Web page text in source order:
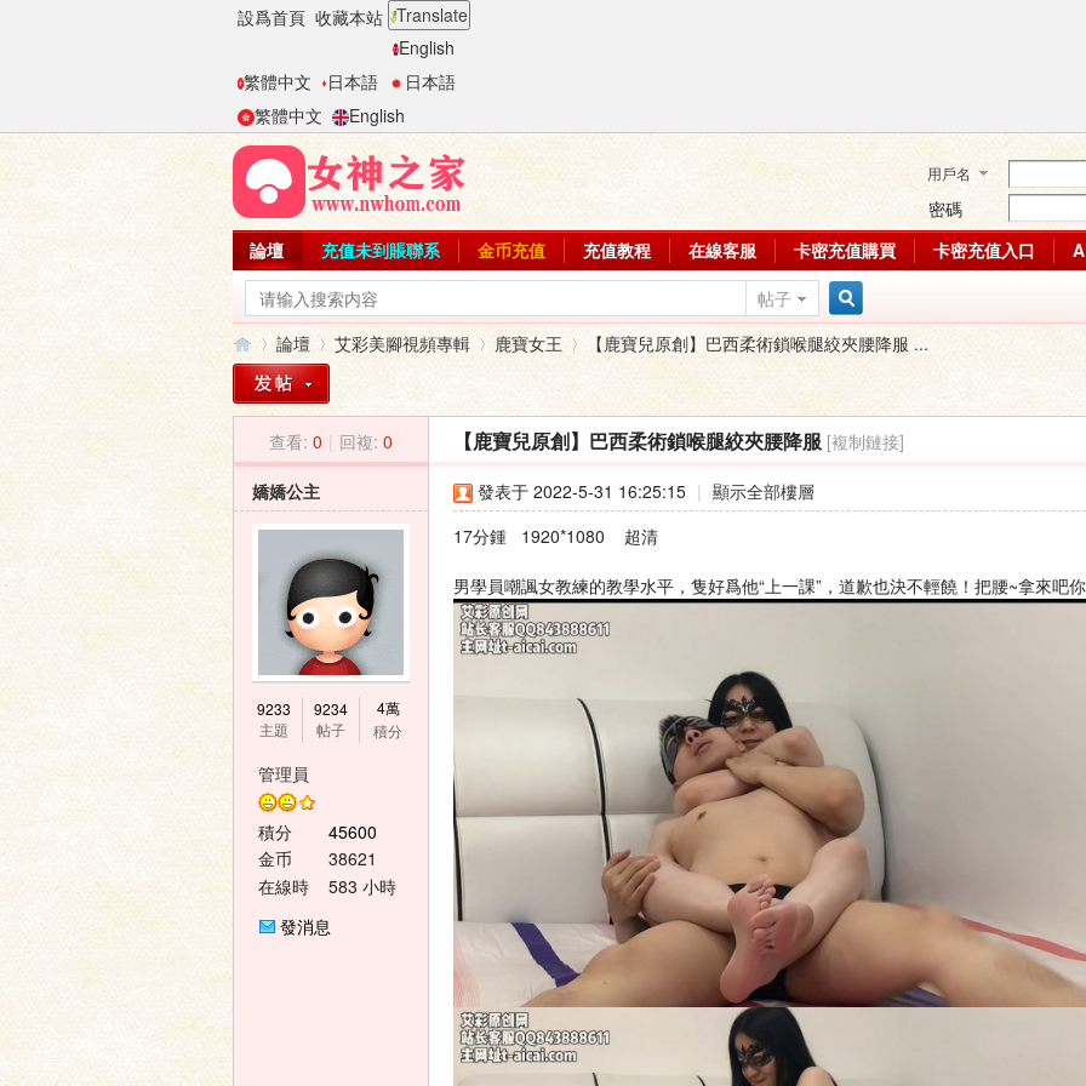
設爲首頁 收藏本站 Translate
English
繁體中文
日本語
日本語
繁體中文
English
用戶名
密碼
論壇
充值未到賬聯系 金币充值 充值教程 在線客服 卡密充值購買 卡密充值入口
帖子
搜
索
論壇
›
艾彩美腳視頻專輯
›
鹿寶女王
›
【鹿寶兒原創】巴西柔術鎖喉腿絞夾腰降服 ...
查看: 0 | 回複: 0 【鹿寶兒原創】巴西柔術鎖喉腿絞夾腰降服 [複制鏈接]
嬌嬌公主
9233
主題
9234
帖子
4萬
積分
管理員
積分
45600
金币
38621
在線時
583 小時
發消息
發表于 2022-5-31 16:25:15 | 顯示全部樓層
17分鍾 1920*1080 超清
男學員嘲諷女教練的教學水平，隻好爲他“上一課”，道歉也決不輕饒！把腰~拿來吧